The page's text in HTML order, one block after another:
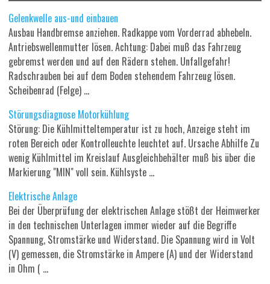
Gelenkwelle aus-und einbauen
Ausbau Handbremse anziehen. Radkappe vom Vorderrad abhebeln.
Antriebswellenmutter lösen. Achtung: Dabei muß das Fahrzeug
gebremst werden und auf den Rädern stehen. Unfallgefahr!
Radschrauben bei auf dem Boden stehendem Fahrzeug lösen.
Scheibenrad (Felge) ...
Störungsdiagnose Motorkühlung
Störung: Die Kühlmitteltemperatur ist zu hoch, Anzeige steht im
roten Bereich oder Kontrolleuchte leuchtet auf. Ursache Abhilfe Zu
wenig Kühlmittel im Kreislauf Ausgleichbehälter muß bis über die
Markierung "MIN" voll sein. Kühlsyste ...
Elektrische Anlage
Bei der Überprüfung der elektrischen Anlage stößt der Heimwerker
in den technischen Unterlagen immer wieder auf die Begriffe
Spannung, Stromstärke und Widerstand. Die Spannung wird in Volt
(V) gemessen, die Stromstärke in Ampere (A) und der Widerstand
in Ohm ( ...